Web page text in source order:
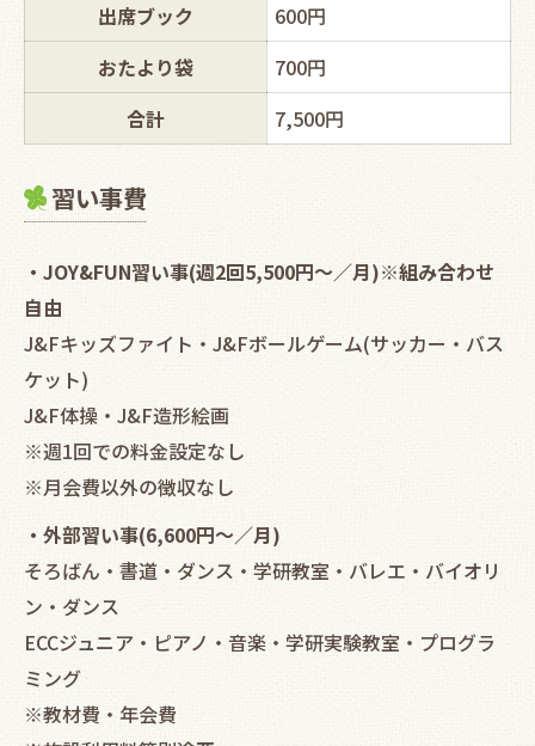
出席ブック
600円
おたより袋
700円
合計
7,500円
習い事費
・JOY&FUN習い事(週2回5,500円～／月)※組み合わせ
自由
J&Fキッズファイト・J&Fボールゲーム(サッカー・バス
ケット)
J&F体操・J&F造形絵画
※週1回での料金設定なし
※月会費以外の徴収なし
・外部習い事(6,600円～／月)
そろばん・書道・ダンス・学研教室・バレエ・バイオリ
ン・ダンス
ECCジュニア・ピアノ・音楽・学研実験教室・プログラ
ミング
※教材費・年会費